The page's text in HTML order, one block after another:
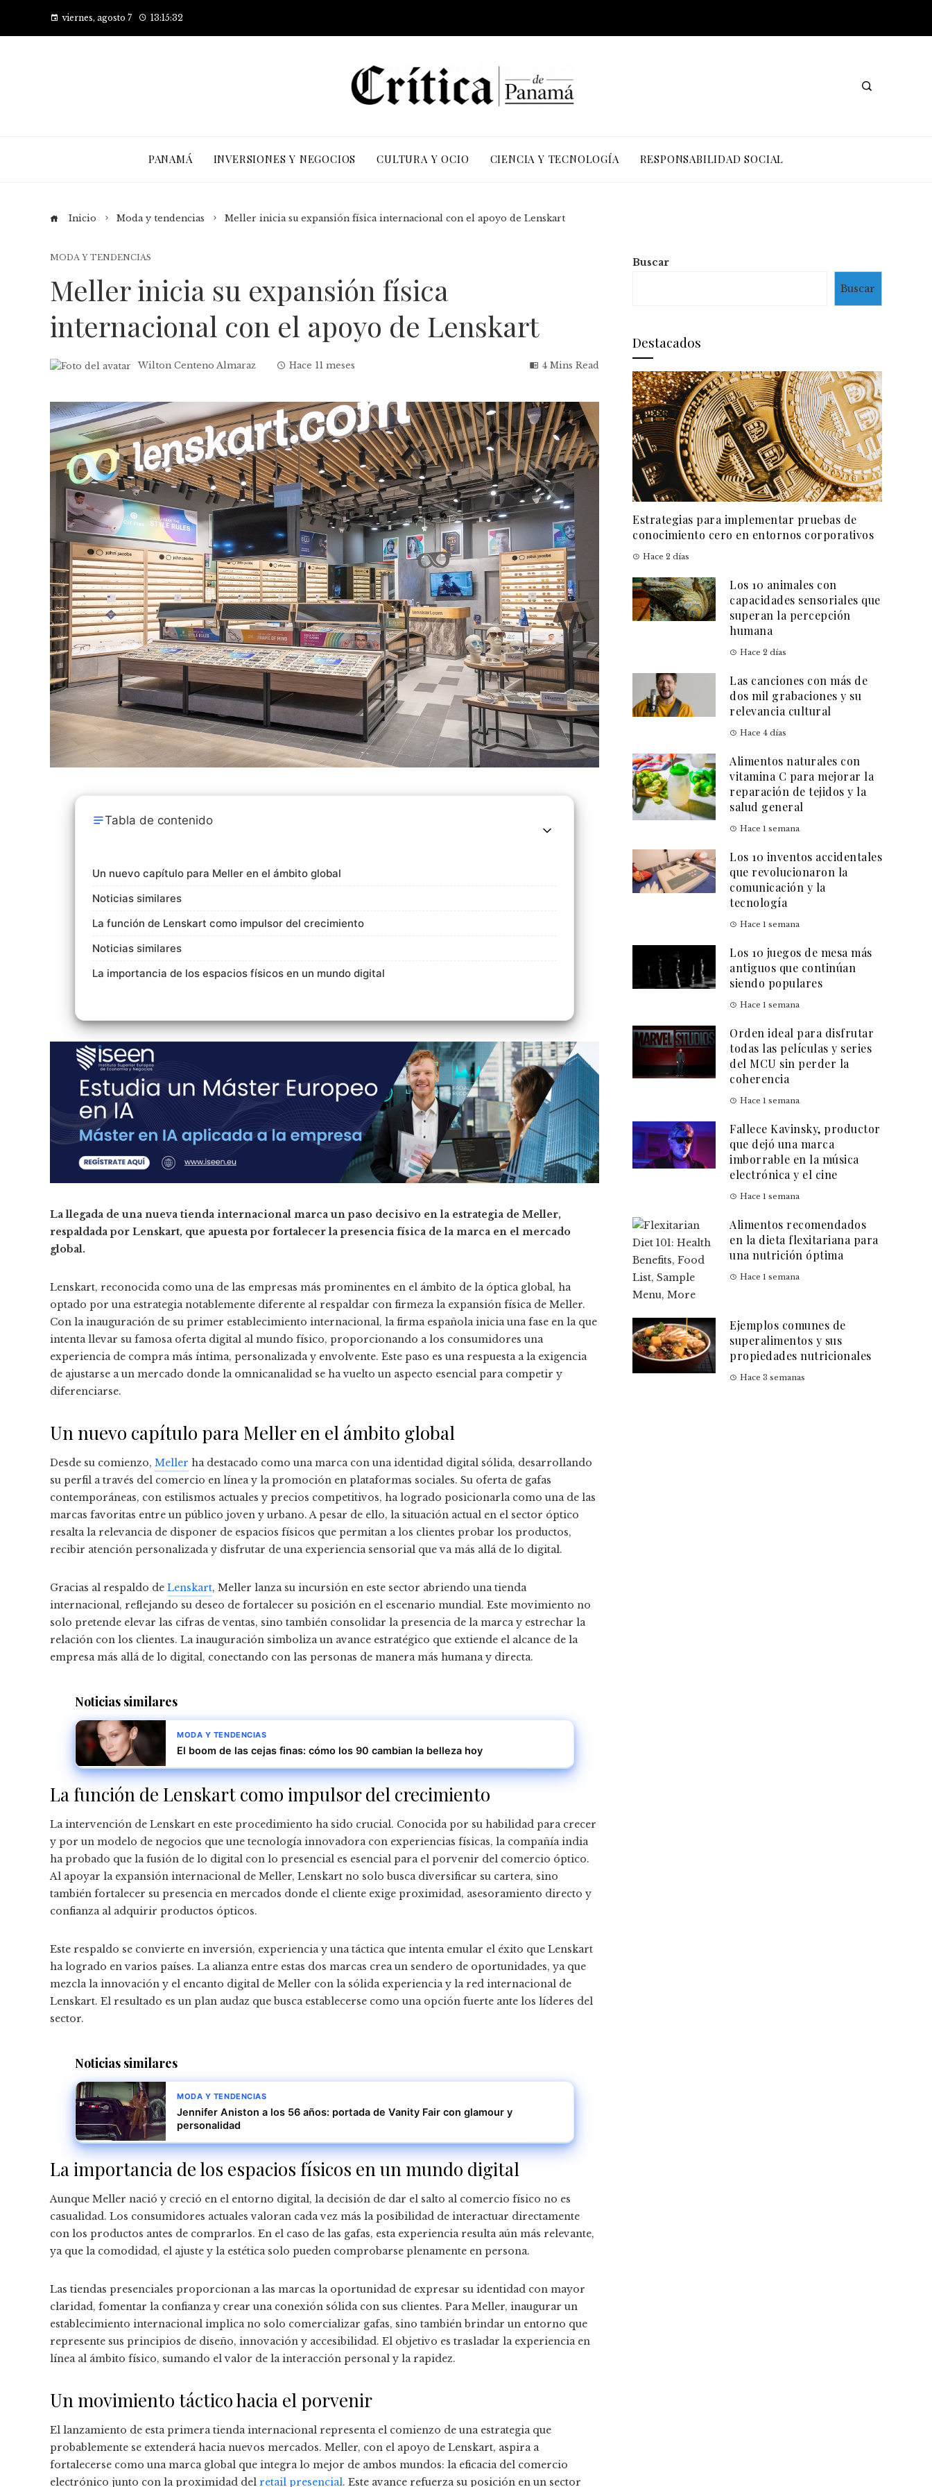
viernes, agosto 7 13:15:33
PANAMÁ INVERSIONES Y NEGOCIOS CULTURA Y OCIO CIENCIA Y TECNOLOGÍA RESPONSABILIDAD SOCIAL
Inicio Moda y tendencias Meller inicia su expansión física internacional con el apoyo de Lenskart
MODA Y TENDENCIAS
Meller inicia su expansión física
internacional con el apoyo de Lenskart
Wilton Centeno Almaraz Hace 11 meses 4 Mins Read
Tabla de contenido
Un nuevo capítulo para Meller en el ámbito global
Noticias similares
La función de Lenskart como impulsor del crecimiento
Noticias similares
La importancia de los espacios físicos en un mundo digital
La llegada de una nueva tienda internacional marca un paso decisivo en la estrategia de Meller,
respaldada por Lenskart, que apuesta por fortalecer la presencia física de la marca en el mercado
global.
Lenskart, reconocida como una de las empresas más prominentes en el ámbito de la óptica global, ha
optado por una estrategia notablemente diferente al respaldar con firmeza la expansión física de Meller.
Con la inauguración de su primer establecimiento internacional, la firma española inicia una fase en la que
intenta llevar su famosa oferta digital al mundo físico, proporcionando a los consumidores una
experiencia de compra más íntima, personalizada y envolvente. Este paso es una respuesta a la exigencia
de ajustarse a un mercado donde la omnicanalidad se ha vuelto un aspecto esencial para competir y
diferenciarse.
Un nuevo capítulo para Meller en el ámbito global
Desde su comienzo, Meller ha destacado como una marca con una identidad digital sólida, desarrollando
su perfil a través del comercio en línea y la promoción en plataformas sociales. Su oferta de gafas
contemporáneas, con estilismos actuales y precios competitivos, ha logrado posicionarla como una de las
marcas favoritas entre un público joven y urbano. A pesar de ello, la situación actual en el sector óptico
resalta la relevancia de disponer de espacios físicos que permitan a los clientes probar los productos,
recibir atención personalizada y disfrutar de una experiencia sensorial que va más allá de lo digital.
Gracias al respaldo de Lenskart, Meller lanza su incursión en este sector abriendo una tienda
internacional, reflejando su deseo de fortalecer su posición en el escenario mundial. Este movimiento no
solo pretende elevar las cifras de ventas, sino también consolidar la presencia de la marca y estrechar la
relación con los clientes. La inauguración simboliza un avance estratégico que extiende el alcance de la
empresa más allá de lo digital, conectando con las personas de manera más humana y directa.
Noticias similares
MODA Y TENDENCIAS
El boom de las cejas finas: cómo los 90 cambian la belleza hoy
La función de Lenskart como impulsor del crecimiento
La intervención de Lenskart en este procedimiento ha sido crucial. Conocida por su habilidad para crecer
y por un modelo de negocios que une tecnología innovadora con experiencias físicas, la compañía india
ha probado que la fusión de lo digital con lo presencial es esencial para el porvenir del comercio óptico.
Al apoyar la expansión internacional de Meller, Lenskart no solo busca diversificar su cartera, sino
también fortalecer su presencia en mercados donde el cliente exige proximidad, asesoramiento directo y
confianza al adquirir productos ópticos.
Este respaldo se convierte en inversión, experiencia y una táctica que intenta emular el éxito que Lenskart
ha logrado en varios países. La alianza entre estas dos marcas crea un sendero de oportunidades, ya que
mezcla la innovación y el encanto digital de Meller con la sólida experiencia y la red internacional de
Lenskart. El resultado es un plan audaz que busca establecerse como una opción fuerte ante los líderes del
sector.
Noticias similares
MODA Y TENDENCIAS
Jennifer Aniston a los 56 años: portada de Vanity Fair con glamour y
personalidad
La importancia de los espacios físicos en un mundo digital
Aunque Meller nació y creció en el entorno digital, la decisión de dar el salto al comercio físico no es
casualidad. Los consumidores actuales valoran cada vez más la posibilidad de interactuar directamente
con los productos antes de comprarlos. En el caso de las gafas, esta experiencia resulta aún más relevante,
ya que la comodidad, el ajuste y la estética solo pueden comprobarse plenamente en persona.
Las tiendas presenciales proporcionan a las marcas la oportunidad de expresar su identidad con mayor
claridad, fomentar la confianza y crear una conexión sólida con sus clientes. Para Meller, inaugurar un
establecimiento internacional implica no solo comercializar gafas, sino también brindar un entorno que
represente sus principios de diseño, innovación y accesibilidad. El objetivo es trasladar la experiencia en
línea al ámbito físico, sumando el valor de la interacción personal y la rapidez.
Un movimiento táctico hacia el porvenir
El lanzamiento de esta primera tienda internacional representa el comienzo de una estrategia que
probablemente se extenderá hacia nuevos mercados. Meller, con el apoyo de Lenskart, aspira a
fortalecerse como una marca global que integra lo mejor de ambos mundos: la eficacia del comercio
electrónico junto con la proximidad del retail presencial. Este avance refuerza su posición en un sector
Buscar
Buscar
Destacados
Estrategias para implementar pruebas de
conocimiento cero en entornos corporativos
Hace 2 días
Los 10 animales con
capacidades sensoriales que
superan la percepción
humana
Hace 2 días
Las canciones con más de
dos mil grabaciones y su
relevancia cultural
Hace 4 días
Alimentos naturales con
vitamina C para mejorar la
reparación de tejidos y la
salud general
Hace 1 semana
Los 10 inventos accidentales
que revolucionaron la
comunicación y la
tecnología
Hace 1 semana
Los 10 juegos de mesa más
antiguos que continúan
siendo populares
Hace 1 semana
Orden ideal para disfrutar
todas las películas y series
del MCU sin perder la
coherencia
Hace 1 semana
Fallece Kavinsky, productor
que dejó una marca
imborrable en la música
electrónica y el cine
Hace 1 semana
Alimentos recomendados
en la dieta flexitariana para
una nutrición óptima
Hace 1 semana
Ejemplos comunes de
superalimentos y sus
propiedades nutricionales
Hace 3 semanas